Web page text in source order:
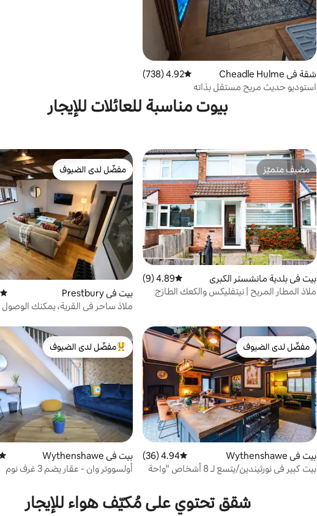
شقة في Cheadle Hulme متوسط التقييم 4.92 من 5، 738 مراجعات
4.92 (738)
استوديو حديث مريح مستقل بذاته
بيوت مناسبة للعائلات للإيجار
مضيف متميّز
مضيف متميّز
بيت في بلدية مانشستر الكبرى متوسط التقييم 4.89 من 5، 9 مراجعات
4.89 (9)
ملاذ المطار المريح | نيتفليكس والكعك الطازج
مفضّل لدى الضيوف
مفضّل لدى الضيوف
بيت في Prestbury
ملاذ ساحر في القرية، يمكنك الوصول
مفضّل لدى الضيوف
مفضّل لدى الضيوف
بيت في Wythenshawe متوسط التقييم 4.94 من 5، 36 مراجعات
4.94 (36)
بيت كبير في نورثيندين/يتسع لـ 8 أشخاص "واحة
من أبرز البيوت المفضّلة لدى الضيوف
مفضّل لدى الضيوف
بيت في Wythenshawe
أولسووتر وان - عقار يضم 3 غرف نوم
شقق تحتوي على مُكيّف هواء للإيجار